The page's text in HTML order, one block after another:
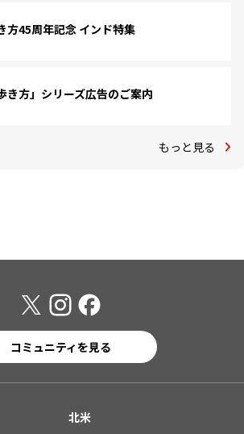
方45周年記念 インド特集
き方」シリーズ広告のご案内
もっと見る
コミュニティを見る
北米